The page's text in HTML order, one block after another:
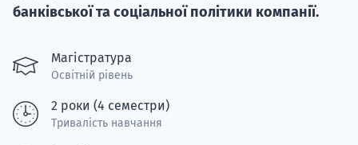
банківської та соціальної політики компанії.
Магістратура
Освітній рівень
2 роки (4 семестри)
Тривалість навчання